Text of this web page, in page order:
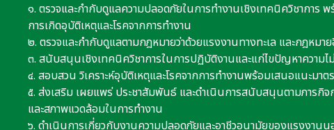
๑. ตรวจและกำกับดูแลความปลอดภัยในการทำงานเชิงเทคนิควิชาการ
การเกิดอุบัติเหตุและโรคจากการทำงาน
๒. ตรวจและกำกับดูแลตามกฎหมายว่าด้วยแรงงานทางทะเล และกฎหมา
๓. สนับสนุนเชิงเทคนิควิชาการในการปฏิบัติงานและแก่ไขปัญหาความไ
๔. สอบสวน วิเคราะห์อุบัติเหตุและโรคจากการทำงานพร้อมเสนอแนะมา
๕. ส่งเสริม เผยแพร่ ประชาสัมพันธ์ และดำเนินการสนับสนุนตามภารกิ
และสภาพแวดล้อมในการทำงาน
๖. ดำเนินการเกี่ยวกับงานความปลอดภัยและอาชีวอนามัยของแรงงาน